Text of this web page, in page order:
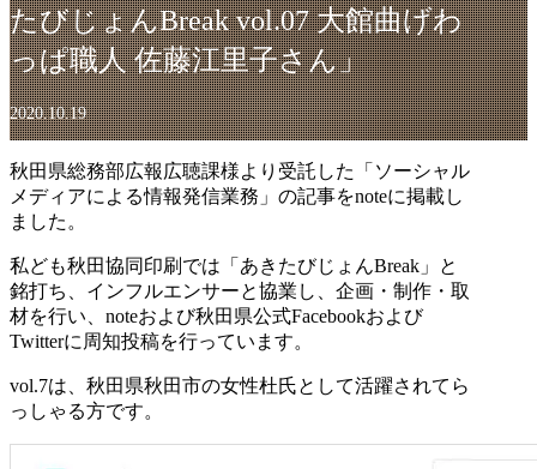
たびじょんBreak vol.07 大館曲げわ
っぱ職人 佐藤江里子さん」
2020.10.19
秋田県総務部広報広聴課様より受託した「ソーシャル
メディアによる情報発信業務」の記事をnoteに掲載し
ました。
私ども秋田協同印刷では「あきたびじょんBreak」と
銘打ち、インフルエンサーと協業し、企画・制作・取
材を行い、noteおよび秋田県公式Facebookおよび
Twitterに周知投稿を行っています。
vol.7は、秋田県秋田市の女性杜氏として活躍されてら
っしゃる方です。